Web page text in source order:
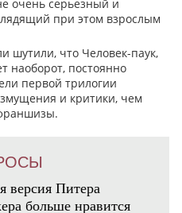
очень серьезный и
при этом взрослым
шутили, что Человек-паук,
наоборот, постоянно
первой трилогии
и критики, чем
версия Питера
больше нравится